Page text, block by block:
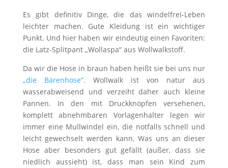
Es gibt definitiv Dinge, die das windelfrei-Leben
leichter machen. Gute Kleidung ist ein wichtiger
Punkt. Und hier haben wir eindeutig einen Favoriten:
die Latz-Splitpant „Wollaspa“ aus Wollwalkstoff.
Da wir die Hose in braun haben heißt sie bei uns nur
„die Bärenhose“. Wollwalk ist von natur aus
wasserabweisend und verzeiht daher auch kleine
Pannen. In den mit Druckknöpfen versehenen,
komplett abnehmbaren Vorlagenhalter legen wir
immer eine Mullwindel ein, die notfalls schnell und
leicht gewechselt werden kann. Was uns an dieser
Hose aber besonders gut gefällt (außer, dass sie
niedlich aussieht) ist, dass man sein Kind zum